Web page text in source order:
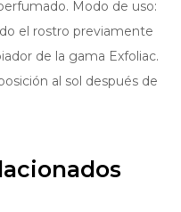
Modo de uso:
el rostro previamente
de la gama Exfoliac.
al sol después de